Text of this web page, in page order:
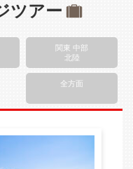
ツアー
関東 中部
北陸
全方面